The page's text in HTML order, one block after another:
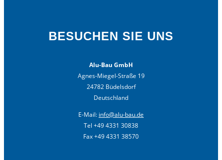
BESUCHEN SIE UNS
Alu-Bau GmbH
Agnes-Miegel-Straße 19
24782 Büdelsdorf
Deutschland
E-Mail: info@alu-bau.de
Tel +49 4331 30838
Fax +49 4331 38570